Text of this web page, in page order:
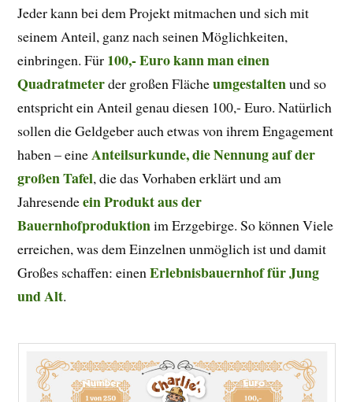
Jeder kann bei dem Projekt mitmachen und sich mit
seinem Anteil, ganz nach seinen Möglichkeiten,
einbringen. Für 100,- Euro kann man einen
Quadratmeterder großen Flächeumgestaltenund so
entspricht ein Anteil genau diesen 100,- Euro. Natürlich
sollen die Geldgeber auch etwas von ihrem Engagement
haben – eineAnteilsurkunde, die Nennung auf der
großen Tafel, die das Vorhaben erklärt und am
Jahresendeein Produkt aus der
Bauernhofproduktionim Erzgebirge. So können Viele
erreichen, was dem Einzelnen unmöglich ist und damit
Großes schaffen: einenErlebnisbauernhof für Jung
und Alt.